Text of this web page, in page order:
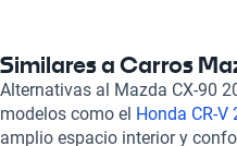
contribuye a la reducción de
proporciona una respuesta
Además de su ingeniería
Híbrido está diseñado para
Similares a Carros
Alternativas al Mazda CX-90
modelos como el Honda CR-
amplio espacio interior y